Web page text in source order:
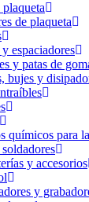
de plaqueta
espaciadores
y patas de
bujes y
químicos para
y accesorios
y